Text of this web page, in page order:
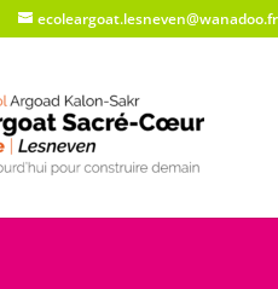
ecoleargoat.lesneven@wanadoo.fr